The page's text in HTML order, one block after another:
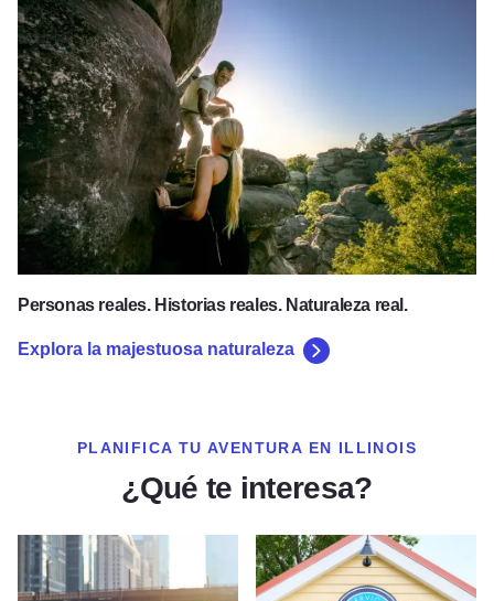
Personas reales. Historias reales. Naturaleza real.
Explora la majestuosa naturaleza
Explora la majestuosa naturaleza
PLANIFICA TU AVENTURA EN ILLINOIS
¿Qué te interesa?